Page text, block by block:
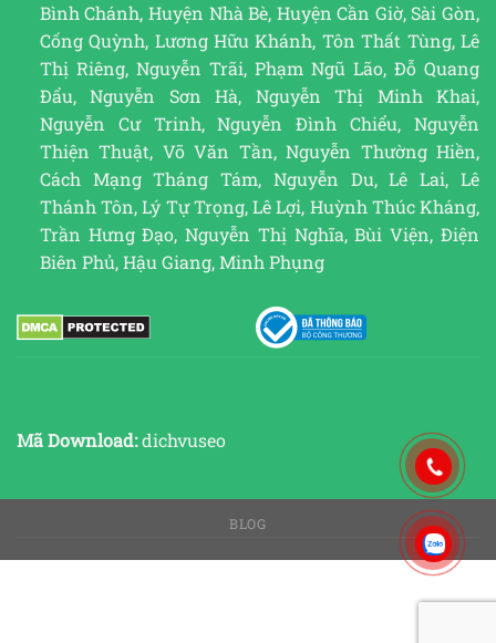
Bình Chánh, Huyện Nhà Bè, Huyện Cần Giờ, Sài Gòn,
Cống Quỳnh, Lương Hữu Khánh, Tôn Thất Tùng, Lê
Thị Riêng, Nguyễn Trãi, Phạm Ngũ Lão, Đỗ Quang
Đẩu, Nguyễn Sơn Hà, Nguyễn Thị Minh Khai,
Nguyễn Cư Trinh, Nguyễn Đình Chiểu, Nguyễn
Thiện Thuật, Võ Văn Tần, Nguyễn Thường Hiền,
Cách Mạng Tháng Tám, Nguyễn Du, Lê Lai, Lê
Thánh Tôn, Lý Tự Trọng, Lê Lợi, Huỳnh Thúc Kháng,
Trần Hưng Đạo, Nguyễn Thị Nghĩa, Bùi Viện, Điện
Biên Phủ, Hậu Giang, Minh Phụng
Mã Download:dichvuseo
BLOG